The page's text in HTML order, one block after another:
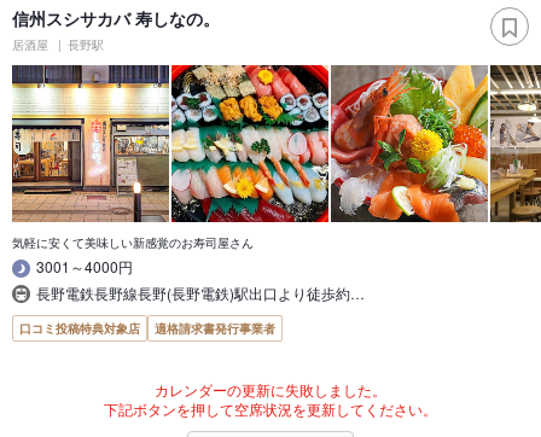
信州スシサカバ 寿しなの。
居酒屋 長野駅
気軽に安くて美味しい新感覚のお寿司屋さん
3001～4000円
長野電鉄長野線長野(長野電鉄)駅出口より徒歩約…
口コミ投稿特典対象店 適格請求書発行事業者
カレンダーの更新に失敗しました。
下記ボタンを押して空席状況を更新してください。